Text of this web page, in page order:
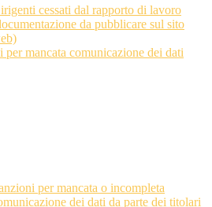
cessati dal rapporto di lavoro
da pubblicare sul sito
per mancata comunicazione dei dati
per mancata o incompleta
dei dati da parte dei titolari